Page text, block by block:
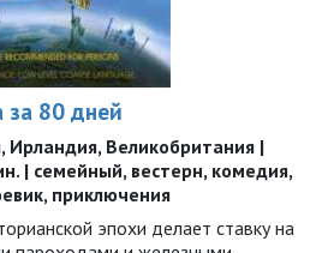
за 80 дней
Ирландия, Великобритания |
| семейный, вестерн, комедия,
приключения
эпохи делает ставку на